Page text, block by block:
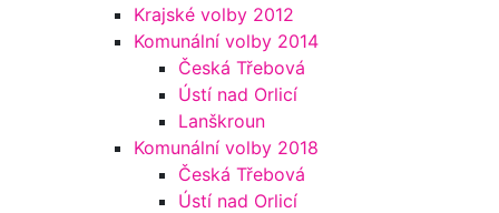
Krajské volby 2012
Komunální volby 2014
Česká Třebová
Ústí nad Orlicí
Lanškroun
Komunální volby 2018
Česká Třebová
Ústí nad Orlicí